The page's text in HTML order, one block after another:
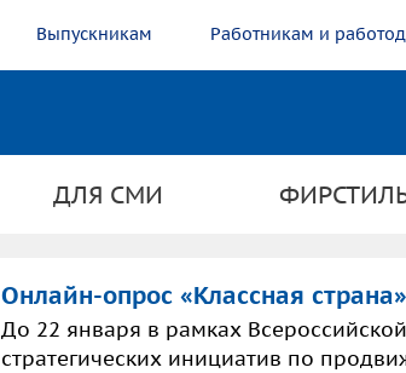
Выпускникам Работникам и
ДЛЯ СМИ
Онлайн-опрос «Классная страна»
До 22 января в рамках
стратегических инициатив по